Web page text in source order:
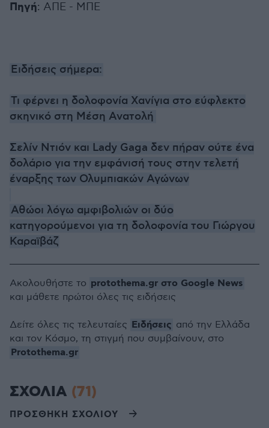
Πηγή: ΑΠΕ - ΜΠΕ
Ειδήσεις σήμερα:
Τι φέρνει η δολοφονία Χανίγια στο εύφλεκτο
σκηνικό στη Μέση Ανατολή
Σελίν Ντιόν και Lady Gaga δεν πήραν ούτε ένα
δολάριο για την εμφάνισή τους στην τελετή
έναρξης των Ολυμπιακών Αγώνων
Αθώοι λόγω αμφιβολιών οι δύο
κατηγορούμενοι για τη δολοφονία του Γιώργου
Καραϊβάζ
Ακολουθήστε το protothema.gr στο Google News
και μάθετε πρώτοι όλες τις ειδήσεις
Δείτε όλες τις τελευταίες Ειδήσεις από την Ελλάδα
και τον Κόσμο, τη στιγμή που συμβαίνουν, στο
Protothema.gr
ΣΧΟΛΙΑ (71)
ΠΡΟΣΘΗΚΗ ΣΧΟΛΙΟΥ